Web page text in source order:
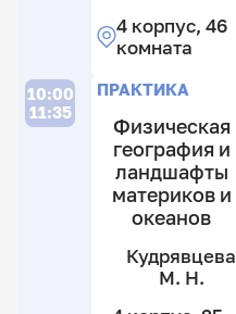
4 корпус, 46
комната
10:00
11:35
ПРАКТИКА
Физическая
география и
ландшафты
материков и
океанов
Кудрявцева
М. Н.